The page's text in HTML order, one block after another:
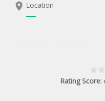
Location
Rating Score: